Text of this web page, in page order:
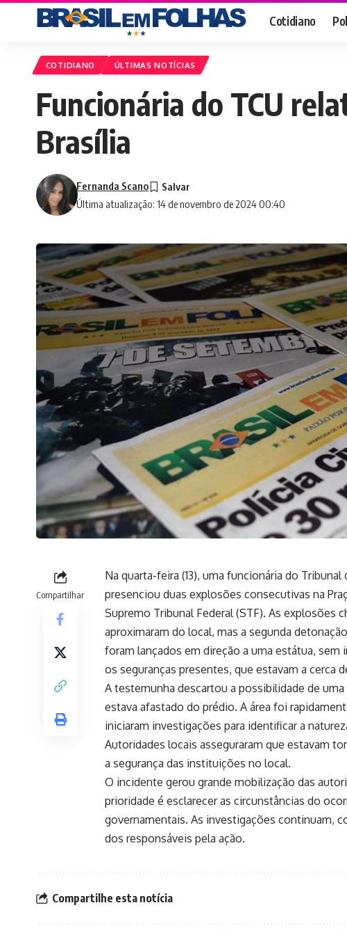
Cotidiano
COTIDIANO ÚLTIMAS NOTÍCIAS
Funcionária do TCU
Brasília
Última atualização: 14 de novembro de 2024 00:40
Fernanda Scano
Compartilhar
Na quarta-feira (13), uma funcionária do Tribunal
presenciou duas explosões consecutivas na
Supremo Tribunal Federal (STF). As explosões
aproximaram do local, mas a segunda
foram lançados em direção a uma estátua,
os seguranças presentes, que estavam a cerca
A testemunha descartou a possibilidade de
estava afastado do prédio. A área foi
iniciaram investigações para identificar a
Autoridades locais asseguraram que estavam
a segurança das instituições no local.
O incidente gerou grande mobilização das
prioridade é esclarecer as circunstâncias do
governamentais. As investigações continuam,
dos responsáveis pela ação.
Compartilhe esta notícia